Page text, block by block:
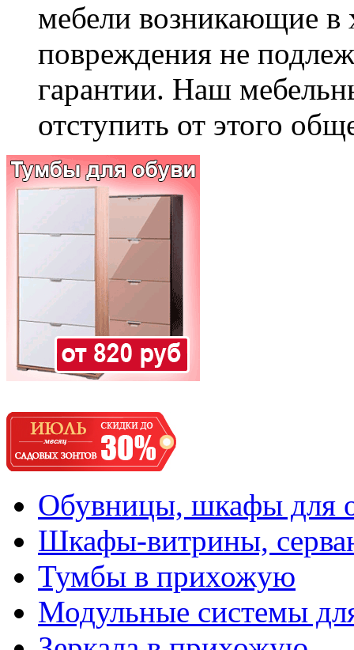
мебели возникающие в
повреждения не
гарантии. Наш
отступить от этого
Обувницы, шкафы для
Шкафы-витрины,
Тумбы в прихожую
Модульные системы